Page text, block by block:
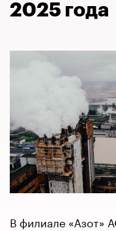
2025 года
В филиале «Азот»